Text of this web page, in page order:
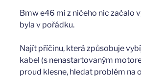
Bmw e46 mi z ničeho nic začalo
byla v pořádku.
Najít příčinu, která způsobuje
kabel (s nenastartovaným
proud klesne, hledat problém na